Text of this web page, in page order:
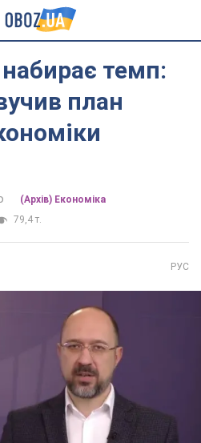
темп:
план
(Архів) Економіка
79,4 т.
РУС